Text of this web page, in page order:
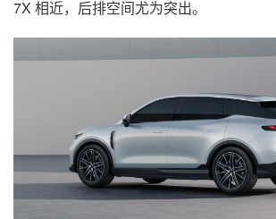
7X 相近，后排空间尤为突出。